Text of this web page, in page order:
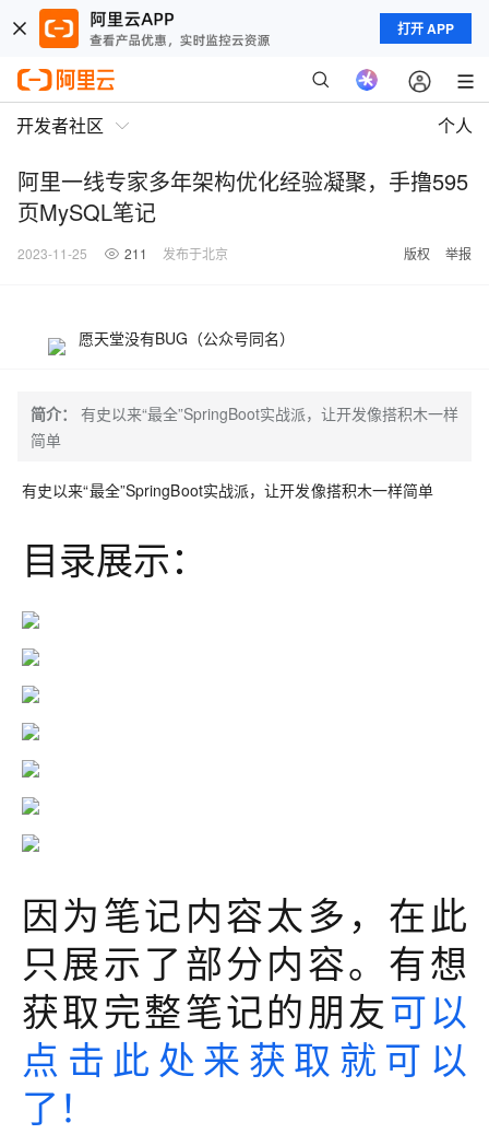
打开 APP
开发者社区 个人
阿里一线专家多年架构优化经验凝聚，手撸595
页MySQL笔记
2023-11-25 211 发布于北京 版权 举报
愿天堂没有BUG（公众号同名）
简介：
有史以来“最全”SpringBoot实战派，让开发像搭积木一样
简单
有史以来“最全”SpringBoot实战派，让开发像搭积木一样简单
目录展示：
因为笔记内容太多，在此
只展示了部分内容。有想
获取完整笔记的朋友可以
点击此处来获取就可以
了！